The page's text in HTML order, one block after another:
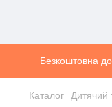
Безкоштовна
Каталог Дитячий